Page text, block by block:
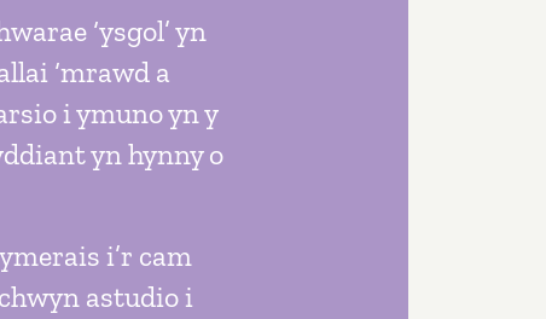
‘ysgol’ yn
‘mrawd a
i ymuno yn y
yn hynny o
i’r cam
astudio i